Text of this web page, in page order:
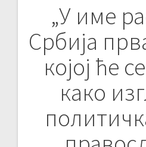
„У име
Србија
којој ће
како
Post
navigation